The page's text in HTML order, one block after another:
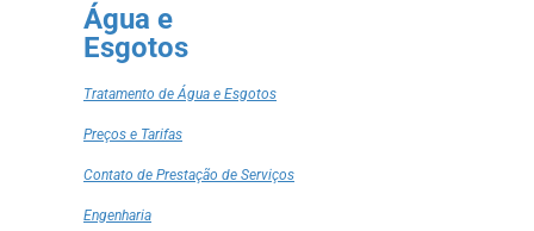
Água e
Esgotos
Tratamento de Água e Esgotos
Preços e Tarifas
Contato de Prestação de Serviços
Engenharia